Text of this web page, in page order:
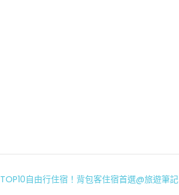
TOP10自由行住宿！背包客住宿首選@旅遊筆記